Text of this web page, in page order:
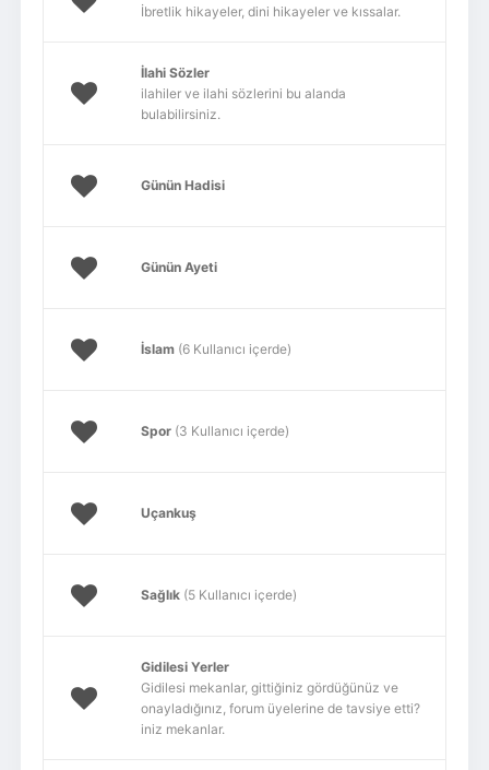
İbretlik hikayeler, dini hikayeler ve kıssalar.
İlahi Sözler
ilahiler ve ilahi sözlerini bu alanda
bulabilirsiniz.
Günün Hadisi
Günün Ayeti
İslam (6 Kullanıcı içerde)
Spor (3 Kullanıcı içerde)
Uçankuş
Sağlık (5 Kullanıcı içerde)
Gidilesi Yerler
Gidilesi mekanlar, gittiğiniz gördüğünüz ve
onayladığınız, forum üyelerine de tavsiye etti?
iniz mekanlar.